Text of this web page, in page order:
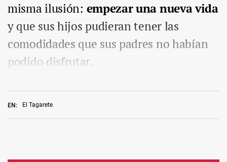
EN: El Tagarete
misma ilusión: empezar una nueva vida
y que sus hijos pudieran tener las
comodidades que sus padres no habían
podido disfrutar.